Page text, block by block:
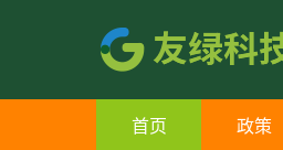
首页 政策